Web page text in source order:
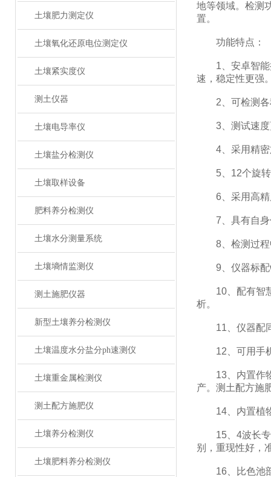
土壤肥力测定仪
土壤氧化还原电位测定仪
土壤紧实度仪
测土仪器
土壤电导率仪
土壤盐分检测仪
土壤取样设备
肥料养分检测仪
土壤水分测量系统
土壤墒情监测仪
测土施肥仪器
新型土壤养分检测仪
土壤温度水分盐分ph速测仪
土壤重金属检测仪
测土配方施肥仪
土壤养分检测仪
土壤肥料养分检测仪​
地等领域。检测
置。
功能特点：
1、安卓智能操
速，稳定性更强
2、可检测各种
3、测试速度更
4、采用精密
5、12个旋转
6、采用高精
7、具有自身保
8、检测过程中
9、仪器标配
10、配有智慧
析。
11、仪器配同
12、可用手机
13、内置作物
产。测土配方施
14、内置植物
15、4波长专
别，重现性好，
16、比色池部